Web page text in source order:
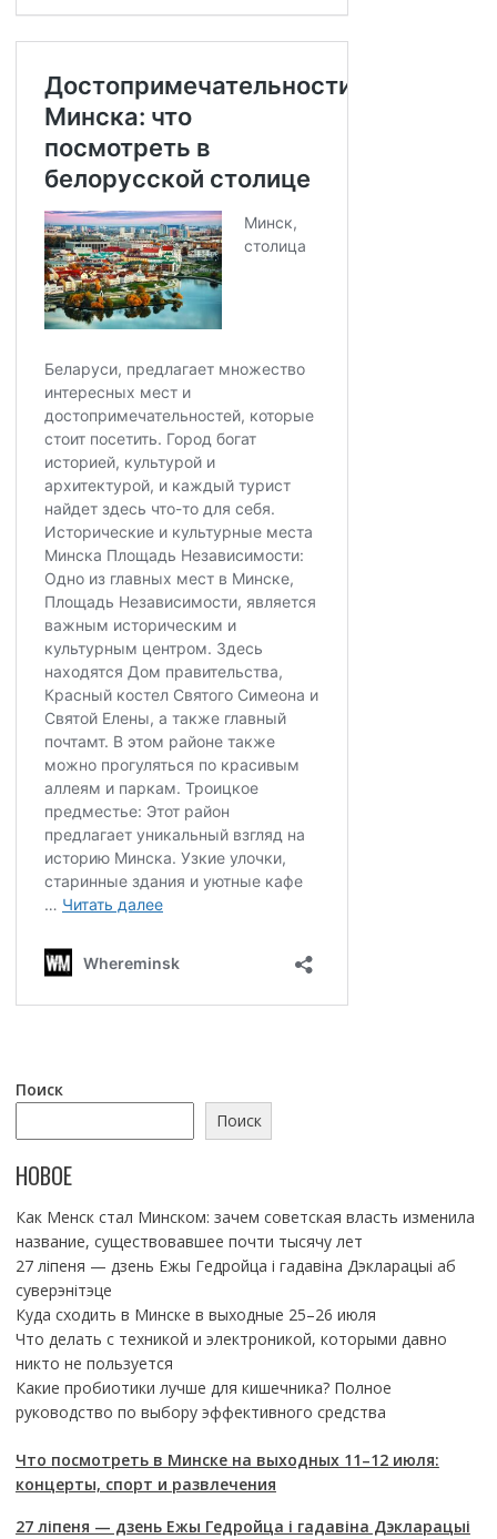
Поиск
Поиск
НОВОЕ
Как Менск стал Минском: зачем советская власть изменила
название, существовавшее почти тысячу лет
27 ліпеня — дзень Ежы Гедройца і гадавіна Дэкларацыі аб
суверэнітэце
Куда сходить в Минске в выходные 25–26 июля
Что делать с техникой и электроникой, которыми давно
никто не пользуется
Какие пробиотики лучше для кишечника? Полное
руководство по выбору эффективного средства
Что посмотреть в Минске на выходных 11–12 июля:
концерты, спорт и развлечения
27 ліпеня — дзень Ежы Гедройца і гадавіна Дэкларацыі